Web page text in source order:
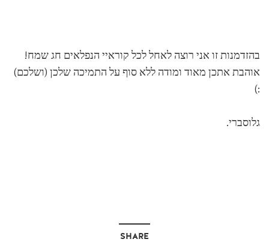
בהזדמנות זו אני רוצה לאחל לכל קוראיי הנפלאים חג שמח!
אוהבת אתכן מאוד ומודה ללא סוף על התמיכה שלכן (ושלכם)
:)
גלוסברי.
SHARE